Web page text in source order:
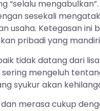
sesekali
Ketegasan ini
pribadi yang
tidak datang dari
mengeluh
syukur akan
merasa cukup